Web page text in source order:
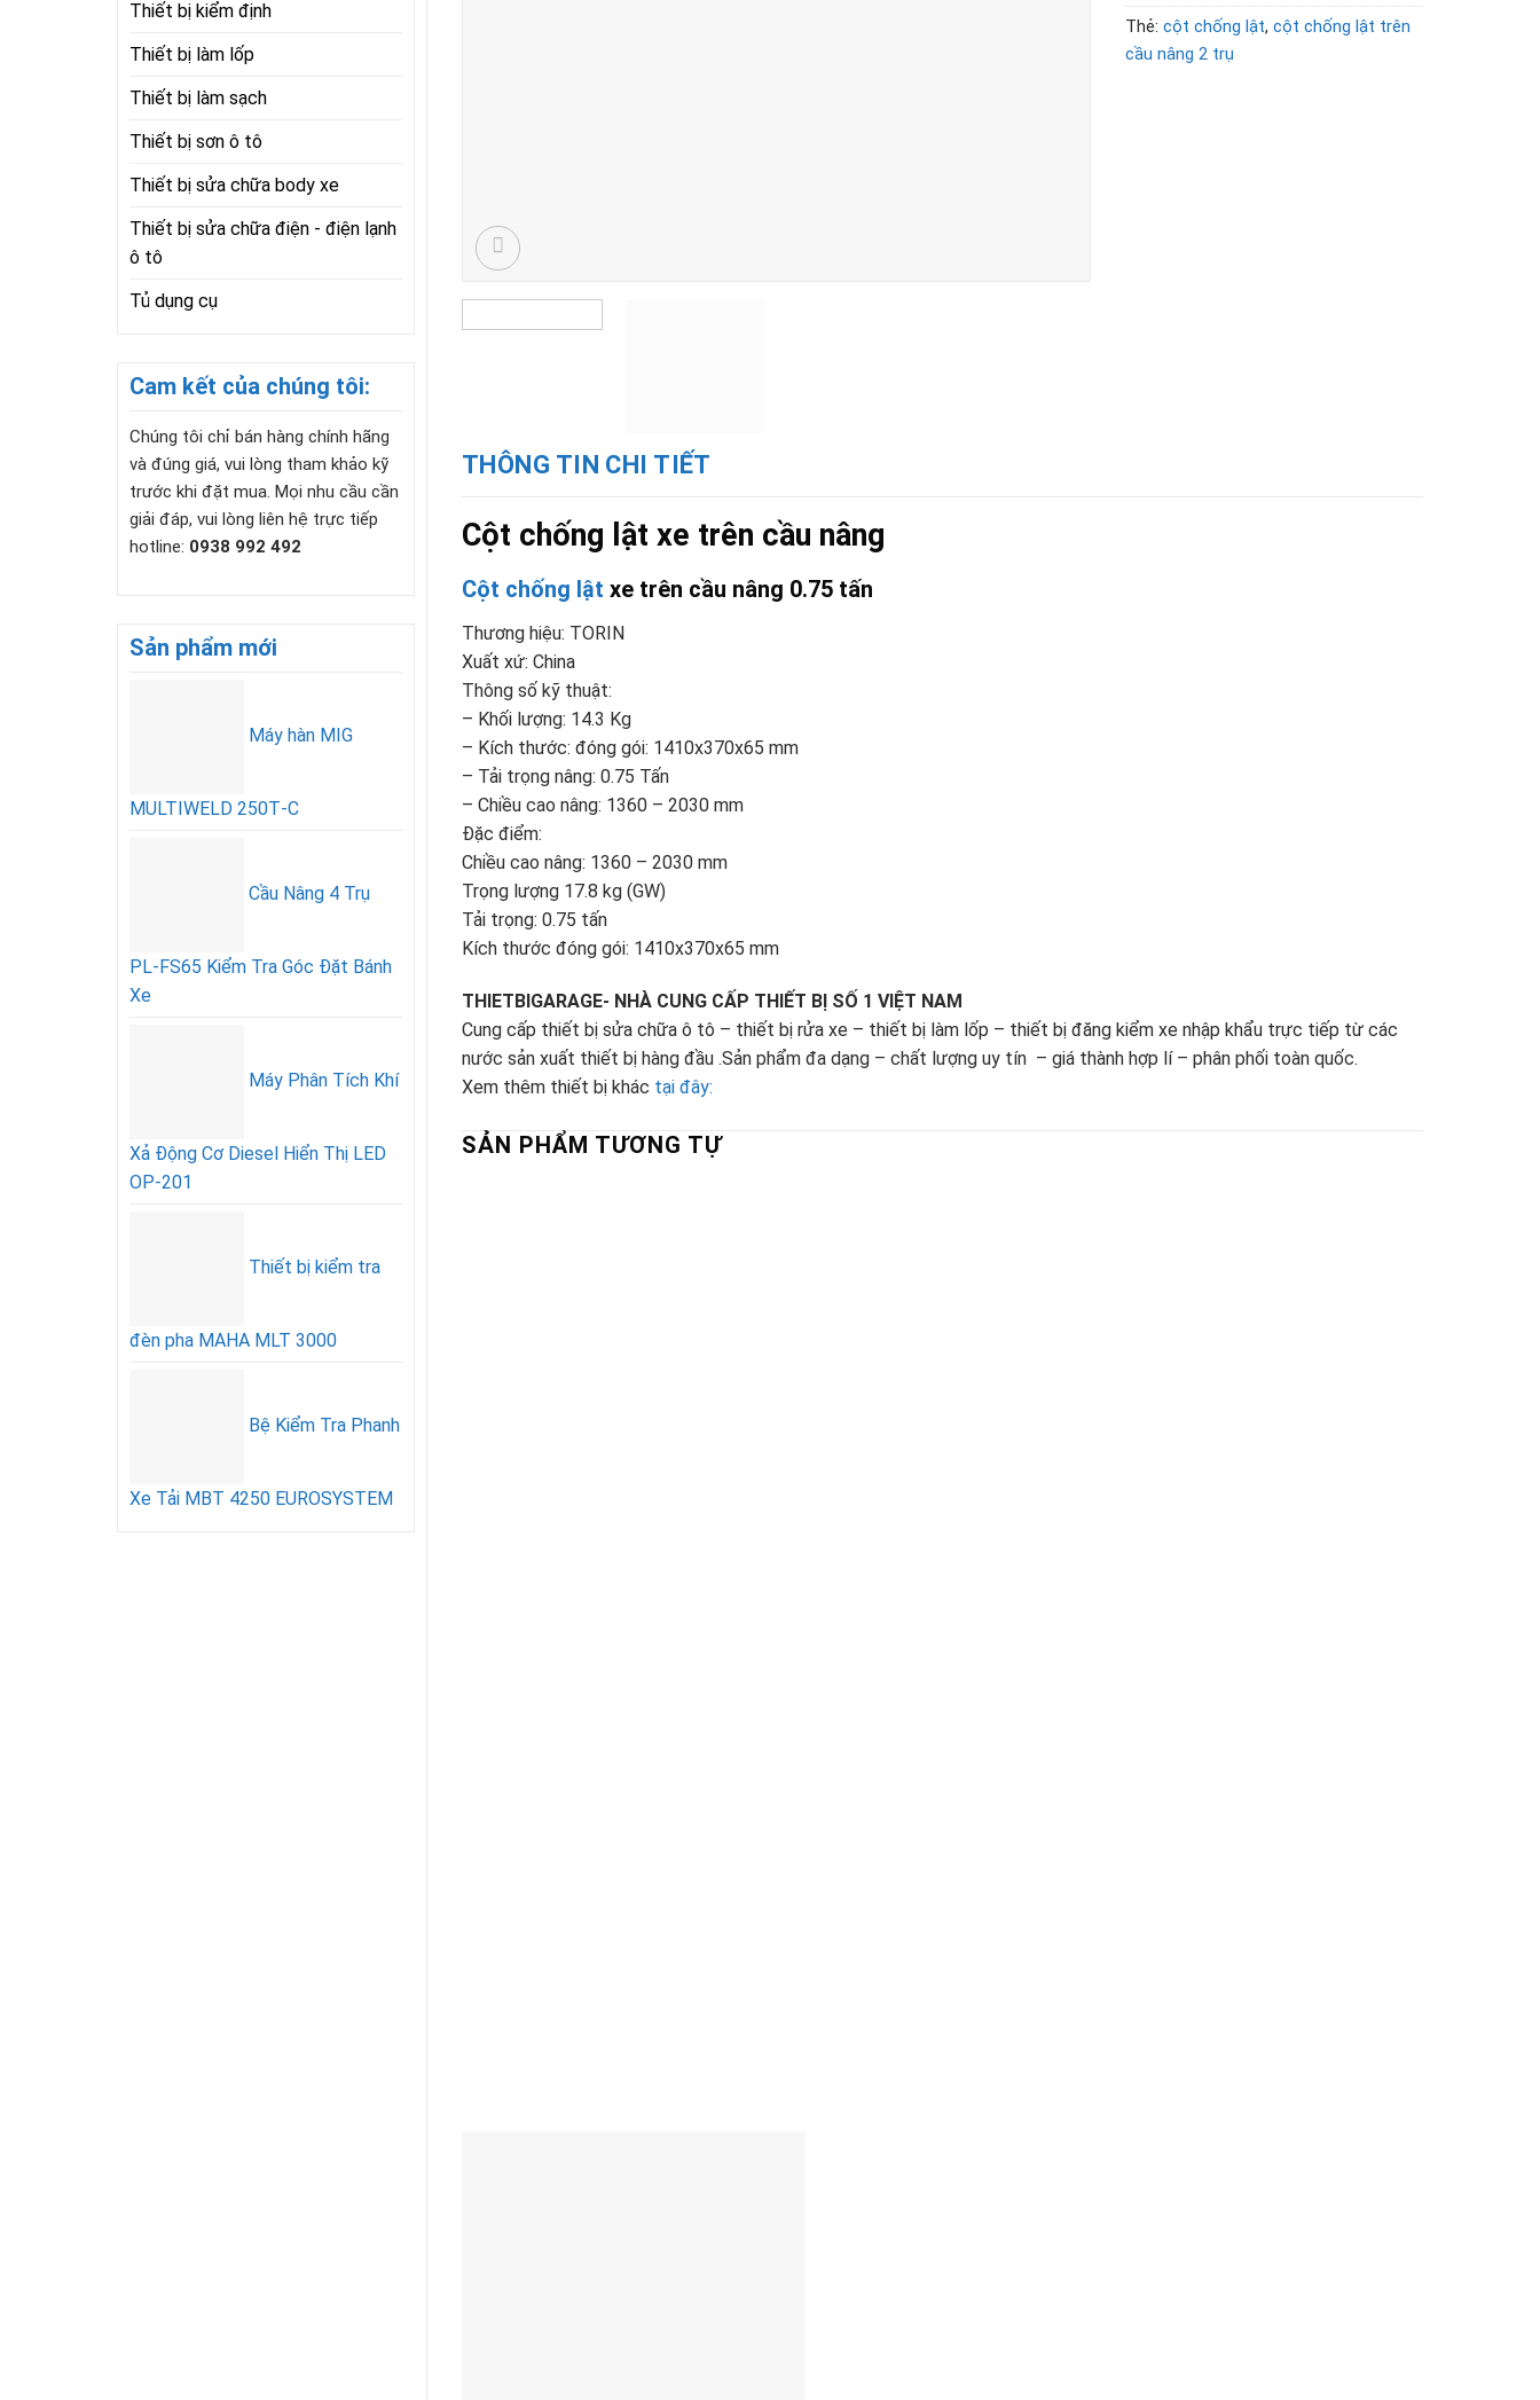
Thiết bị kiểm định
Thiết bị làm lốp
Thiết bị làm sạch
Thiết bị sơn ô tô
Thiết bị sửa chữa body xe
Thiết bị sửa chữa điện - điện lạnh
ô tô
Tủ dụng cụ
Cam kết của chúng tôi:
Chúng tôi chỉ bán hàng chính hãng
và đúng giá, vui lòng tham khảo kỹ
trước khi đặt mua. Mọi nhu cầu cần
giải đáp, vui lòng liên hệ trực tiếp
hotline: 0938 992 492
Sản phẩm mới
Máy hàn MIG
MULTIWELD 250T‑C
Cầu Nâng 4 Trụ
PL-FS65 Kiểm Tra Góc Đặt Bánh
Xe
Máy Phân Tích Khí
Xả Động Cơ Diesel Hiển Thị LED
OP-201
Thiết bị kiểm tra
đèn pha MAHA MLT 3000
Bệ Kiểm Tra Phanh
Xe Tải MBT 4250 EUROSYSTEM
Thẻ:cột chống lật,cột chống lật trên
cầu nâng 2 trụ
THÔNG TIN CHI TIẾT
Cột chống lật xe trên cầu nâng
Cột chống lật xe trên cầu nâng 0.75 tấn
Thương hiệu: TORIN
Xuất xứ: China
Thông số kỹ thuật:
– Khối lượng: 14.3 Kg
– Kích thước: đóng gói: 1410x370x65 mm
– Tải trọng nâng: 0.75 Tấn
– Chiều cao nâng: 1360 – 2030 mm
Đặc điểm:
Chiều cao nâng: 1360 – 2030 mm
Trọng lượng 17.8 kg (GW)
Tải trọng: 0.75 tấn
Kích thước đóng gói: 1410x370x65 mm
THIETBIGARAGE- NHÀ CUNG CẤP THIẾT BỊ SỐ 1 VIỆT NAM
Cung cấp thiết bị sửa chữa ô tô – thiết bị rửa xe – thiết bị làm lốp – thiết bị đăng kiểm xe nhập khẩu trực tiếp từ các
nước sản xuất thiết bị hàng đầu .Sản phẩm đa dạng – chất lượng uy tín – giá thành hợp lí – phân phối toàn quốc.
Xem thêm thiết bị khác tại đây:
SẢN PHẨM TƯƠNG TỰ